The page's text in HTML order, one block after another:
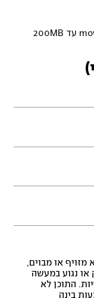
או מבוים,
או נגוע במעשה
התוכן לא
בינה